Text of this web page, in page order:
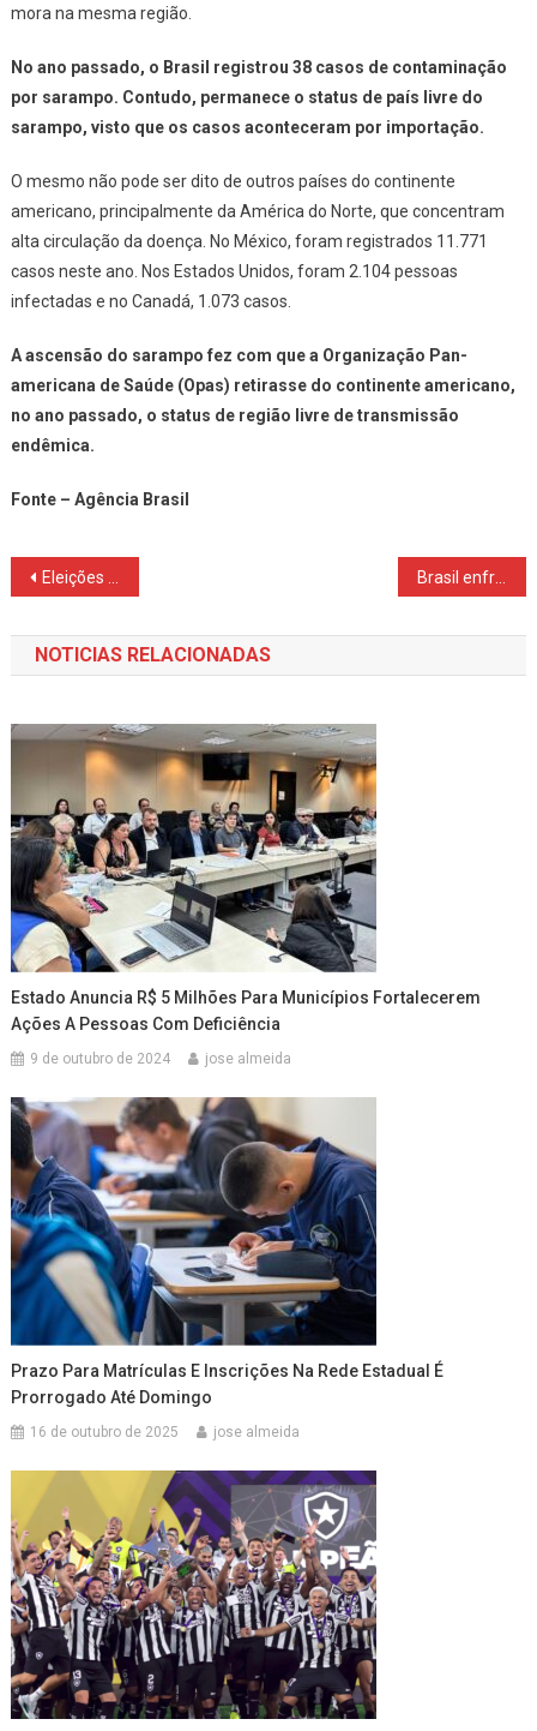
mora na mesma região.
No ano passado, o Brasil registrou 38 casos de contaminação
por sarampo. Contudo, permanece o status de país livre do
sarampo, visto que os casos aconteceram por importação.
O mesmo não pode ser dito de outros países do continente
americano, principalmente da América do Norte, que concentram
alta circulação da doença. No México, foram registrados 11.771
casos neste ano. Nos Estados Unidos, foram 2.104 pessoas
infectadas e no Canadá, 1.073 casos.
A ascensão do sarampo fez com que a Organização Pan-
americana de Saúde (Opas) retirasse do continente americano,
no ano passado, o status de região livre de transmissão
endêmica.
Fonte – Agência Brasil
Navegação
de
Post
Eleições 2026: termina prazo para apresentadores deixarem programas Brasil enfrentará Noruega nas oitavas da Copa
NOTICIAS RELACIONADAS
Estado Anuncia R$ 5 Milhões Para Municípios Fortalecerem
Ações A Pessoas Com Deficiência
9 de outubro de 2024 jose almeida
Prazo Para Matrículas E Inscrições Na Rede Estadual É
Prorrogado Até Domingo
16 de outubro de 2025 jose almeida